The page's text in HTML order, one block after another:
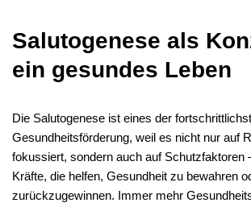
Salutogenese als
ein gesundes Leben
Die Salutogenese ist eines der
Gesundheitsförderung, weil es nicht nur auf
fokussiert, sondern auch auf Schutzfaktoren
Kräfte, die helfen, Gesundheit zu bewahren
zurückzugewinnen. Immer mehr